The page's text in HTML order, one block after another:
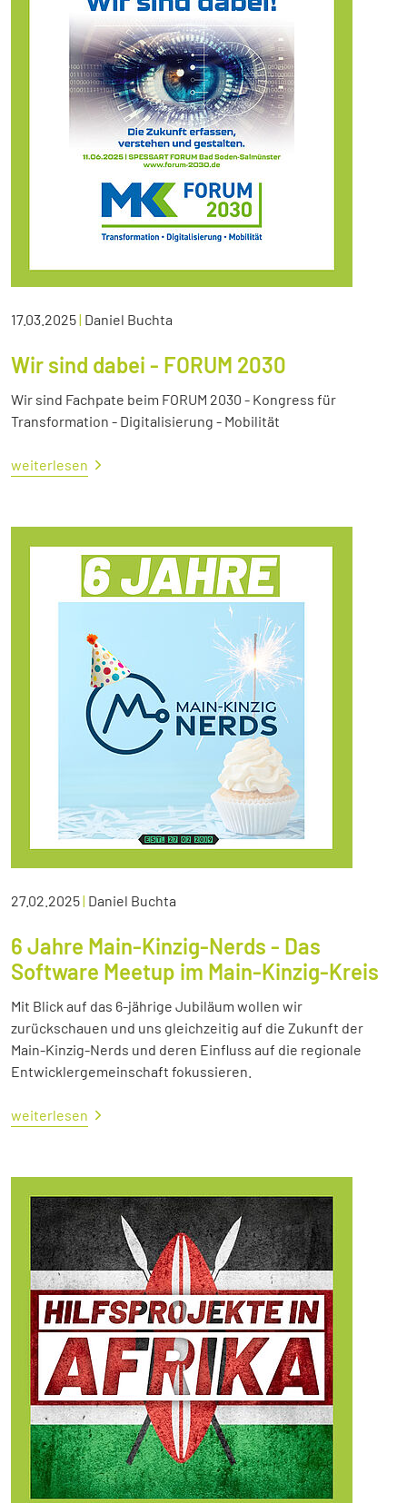
17.03.2025| Daniel Buchta
Wir sind dabei - FORUM 2030
Wir sind Fachpate beim FORUM 2030 - Kongress für
Transformation - Digitalisierung - Mobilität
weiterlesen
27.02.2025| Daniel Buchta
6 Jahre Main-Kinzig-Nerds - Das
Software Meetup im Main-Kinzig-Kreis
Mit Blick auf das 6-jährige Jubiläum wollen wir
zurückschauen und uns gleichzeitig auf die Zukunft der
Main-Kinzig-Nerds und deren Einfluss auf die regionale
Entwicklergemeinschaft fokussieren.
weiterlesen